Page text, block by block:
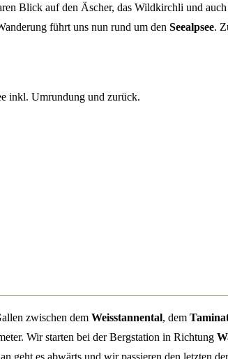
Blick auf den Äscher, das Wildkirchli und
führt uns nun rund um den Seealpsee.
inkl. Umrundung und zurück.
zwischen dem Weisstannental, dem
Wir starten bei der Bergstation in Richtung
an geht es abwärts und wir passieren den letzten